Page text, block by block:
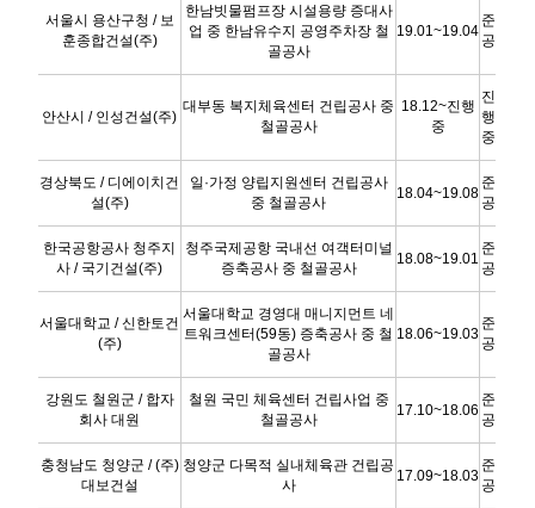
서울시 용산구청 / 보
훈종합건설(주)
한남빗물펌프장 시설용량 증대사
업 중 한남유수지 공영주차장 철
골공사
19.01~19.04
준
공
안산시 / 인성건설(주)
대부동 복지체육센터 건립공사 중
철골공사
18.12~진행
중
진
행
중
경상북도 / 디에이치건
설(주)
일·가정 양립지원센터 건립공사
중 철골공사
18.04~19.08
준
공
한국공항공사 청주지
사 / 국기건설(주)
청주국제공항 국내선 여객터미널
증축공사 중 철골공사
18.08~19.01
준
공
서울대학교 / 신한토건
(주)
서울대학교 경영대 매니지먼트 네
트워크센터(59동) 증축공사 중 철
골공사
18.06~19.03
준
공
강원도 철원군 / 합자
회사 대원
철원 국민 체육센터 건립사업 중
철골공사
17.10~18.06
준
공
충청남도 청양군 / (주)
대보건설
청양군 다목적 실내체육관 건립공
사
17.09~18.03
준
공